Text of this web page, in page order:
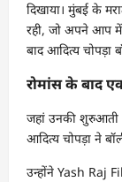
दिखाया। मुंबई के
रही, जो अपने आप में
बाद आदित्य चोपड़ा
रोमांस के बाद
जहां उनकी शुरुआती
आदित्य चोपड़ा ने
उन्होंने Yash Raj